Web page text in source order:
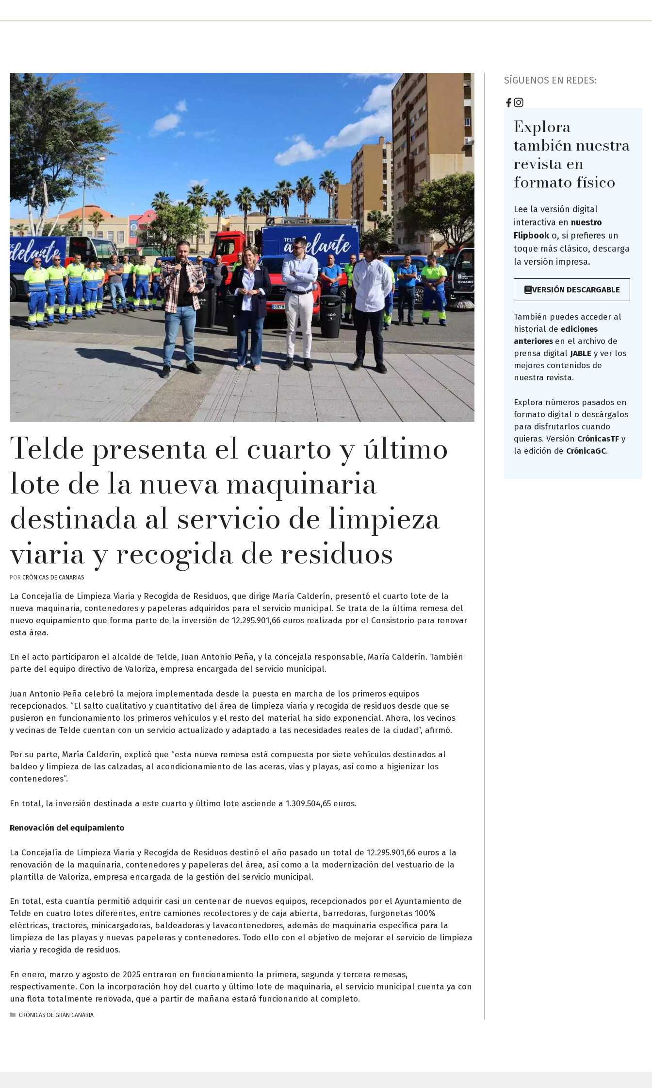
Telde presenta el cuarto y último
lote de la nueva maquinaria
destinada al servicio de limpieza
viaria y recogida de residuos
POR CRÓNICAS DE CANARIAS
La Concejalía de Limpieza Viaria y Recogida de Residuos, que dirige María Calderín, presentó el cuarto lote de la
nueva maquinaria, contenedores y papeleras adquiridos para el servicio municipal. Se trata de la última remesa del
nuevo equipamiento que forma parte de la inversión de 12.295.901,66 euros realizada por el Consistorio para renovar
esta área.
En el acto participaron el alcalde de Telde, Juan Antonio Peña, y la concejala responsable, María Calderín. También
parte del equipo directivo de Valoriza, empresa encargada del servicio municipal.
Juan Antonio Peña celebró la mejora implementada desde la puesta en marcha de los primeros equipos
recepcionados. “El salto cualitativo y cuantitativo del área de limpieza viaria y recogida de residuos desde que se
pusieron en funcionamiento los primeros vehículos y el resto del material ha sido exponencial. Ahora, los vecinos
y vecinas de Telde cuentan con un servicio actualizado y adaptado a las necesidades reales de la ciudad”, afirmó.
Por su parte, María Calderín, explicó que “esta nueva remesa está compuesta por siete vehículos destinados al
baldeo y limpieza de las calzadas, al acondicionamiento de las aceras, vías y playas, así como a higienizar los
contenedores”.
En total, la inversión destinada a este cuarto y último lote asciende a 1.309.504,65 euros.
Renovación del equipamiento
La Concejalía de Limpieza Viaria y Recogida de Residuos destinó el año pasado un total de 12.295.901,66 euros a la
renovación de la maquinaria, contenedores y papeleras del área, así como a la modernización del vestuario de la
plantilla de Valoriza, empresa encargada de la gestión del servicio municipal.
En total, esta cuantía permitió adquirir casi un centenar de nuevos equipos, recepcionados por el Ayuntamiento de
Telde en cuatro lotes diferentes, entre camiones recolectores y de caja abierta, barredoras, furgonetas 100%
eléctricas, tractores, minicargadoras, baldeadoras y lavacontenedores, además de maquinaria específica para la
limpieza de las playas y nuevas papeleras y contenedores. Todo ello con el objetivo de mejorar el servicio de limpieza
viaria y recogida de residuos.
En enero, marzo y agosto de 2025 entraron en funcionamiento la primera, segunda y tercera remesas,
respectivamente. Con la incorporación hoy del cuarto y último lote de maquinaria, el servicio municipal cuenta ya con
una flota totalmente renovada, que a partir de mañana estará funcionando al completo.
CATEGORÍAS
CRÓNICAS DE GRAN CANARIA
SÍGUENOS EN REDES:
Explora
también nuestra
revista en
formato físico
Lee la versión digital
interactiva en nuestro
Flipbook o, si prefieres un
toque más clásico, descarga
la versión impresa.
VERSIÓN DESCARGABLE
También puedes acceder al
historial de ediciones
anteriores en el archivo de
prensa digital JABLE y ver los
mejores contenidos de
nuestra revista.
Explora números pasados en
formato digital o descárgalos
para disfrutarlos cuando
quieras. Versión CrónicasTF y
la edición de CrónicaGC.